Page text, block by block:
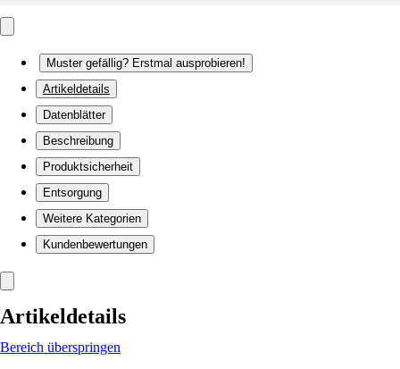
Muster gefällig? Erstmal ausprobieren!
Artikeldetails
Datenblätter
Beschreibung
Produktsicherheit
Entsorgung
Weitere Kategorien
Kundenbewertungen
Artikeldetails
Bereich überspringen